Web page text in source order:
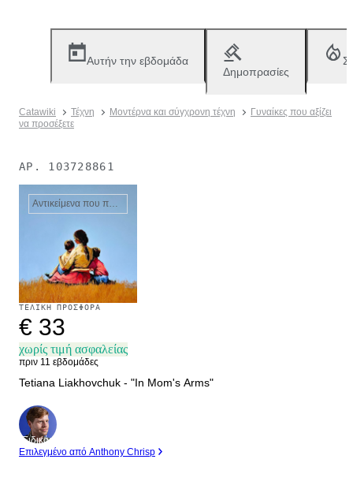
Αυτήν την εβδομάδα
Δημοπρασίες
Catawiki Τέχνη Μοντέρνα και σύγχρονη τέχνη
Γυναίκες που αξίζει
να προσέξετε
ΑΡ. 103728861
Αντικείμενα που πωλήθηκαν
ΤΕΛΙΚΉ ΠΡΟΣΦΟΡΆ
€ 33
χωρίς τιμή ασφαλείας
πριν 11 εβδομάδες
Tetiana Liakhovchuk - "In Mom's Arms"
Ειδικός
Επιλεγμένο από Anthony Chrisp